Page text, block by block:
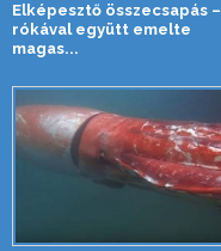
Elképesztő összecsapás –
rókával együtt emelte
magas...